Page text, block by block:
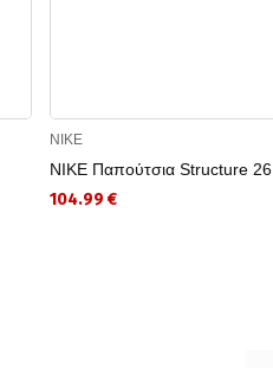
NIKE
NIKE Παπούτσια Structure 26
104.99 €